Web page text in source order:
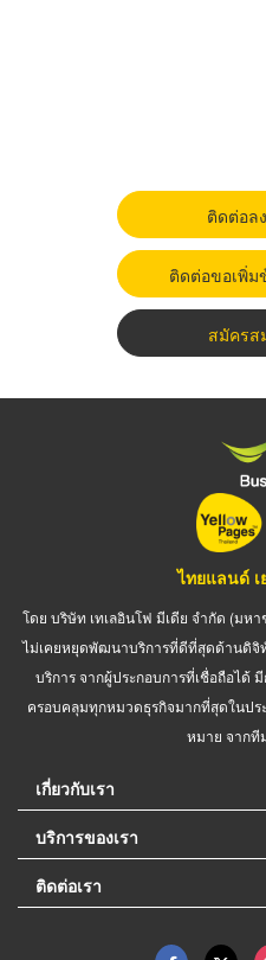
ติดต่อล
ติดต่อขอเพิ่
สมัครส
ไทยแลนด์ เ
โดย บริษัท เทเลอินโฟ มีเดีย จำกัด (มห
ไม่เคยหยุดพัฒนาบริการที่ดีที่สุดด้านดิจิ
บริการ จากผู้ประกอบการที่เชื่อถือได้
ครอบคลุมทุกหมวดธุรกิจมากที่สุดในปร
หมาย จาก
เกี่ยวกับเรา
บริการของเรา
ติดต่อเรา